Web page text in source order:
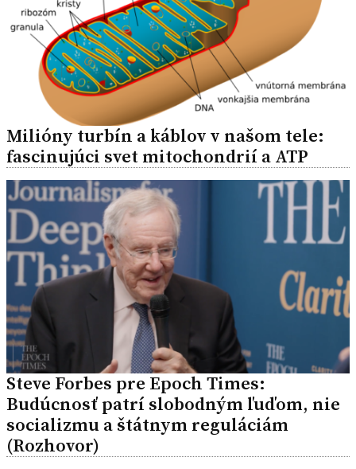
Milióny turbín a káblov v našom tele:
fascinujúci svet mitochondrií a ATP
Steve Forbes pre Epoch Times:
Budúcnosť patrí slobodným ľuďom, nie
socializmu a štátnym reguláciám
(Rozhovor)